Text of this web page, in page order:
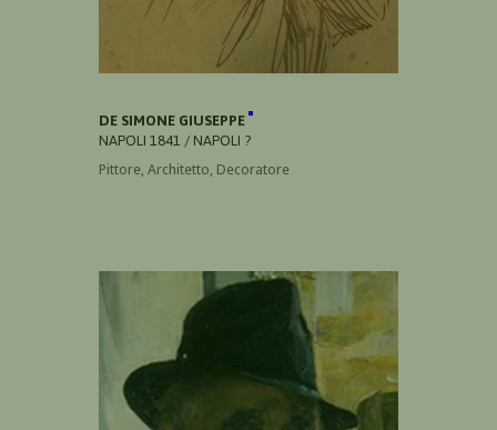
DE SIMONE GIUSEPPE
NAPOLI 1841 / NAPOLI ?
Pittore, Architetto, Decoratore